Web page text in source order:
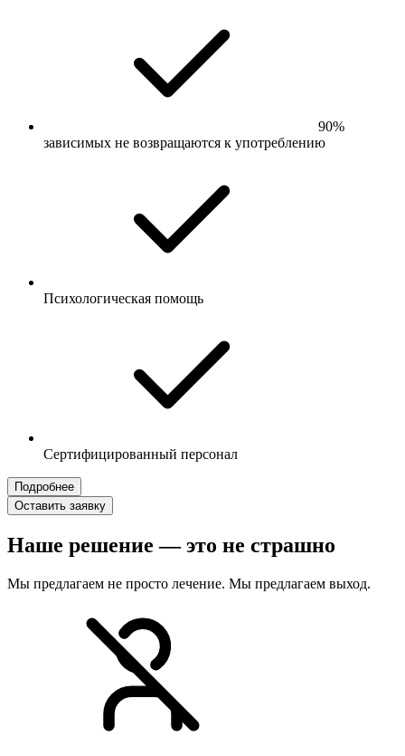
90%
зависимых не возвращаются к употреблению
Психологическая помощь
Сертифицированный персонал
Подробнее
Оставить заявку
Наше решение — это не страшно
Мы предлагаем не просто лечение. Мы предлагаем выход.